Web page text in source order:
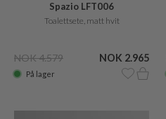
Spazio LFT006
Toalettsete, matt hvit
NOK 4.579 NOK 2.965
På lager